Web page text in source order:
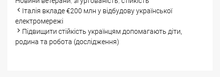
Post
navigation
Італія вкладе €200 млн у відбудову української
електромережі
Підвищити стійкість українцям допомагають діти,
родина та робота (дослідження)